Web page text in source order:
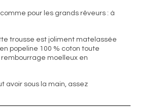
pour les grands rêveurs : à
trousse est joliment matelassée
popeline 100 % coton toute
moelleux en
avoir sous la main, assez